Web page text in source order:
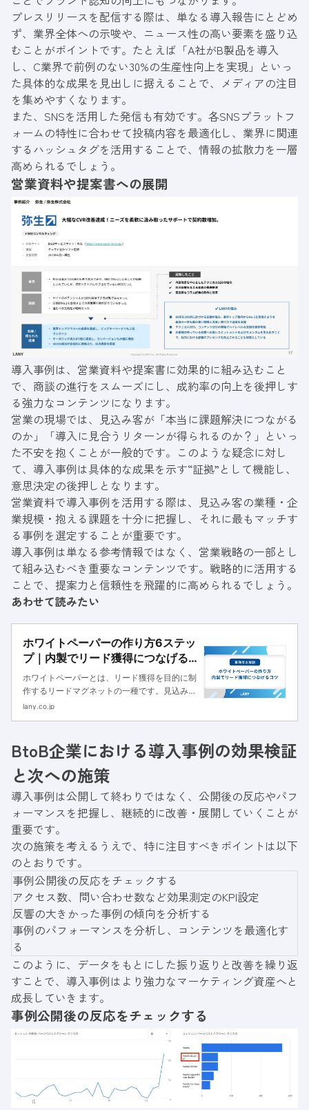
プレスリリースを配信する際は、単なる導入報告にとどめ
ず、業界全体への示唆や、ニュース性の高い要素を盛り込
むことがポイントです。たとえば「A社がB製品を導入
し、C業界で前例のない30%の生産性向上を実現」といっ
た具体的な成果を見出しに据えることで、メディアの注目
を集めやすくなります。
また、SNSを活用した発信も有効です。各SNSプラットフ
ォームの特性に合わせて投稿内容を最適化し、業界に関連
するハッシュタグを活用することで、情報の拡散力を一層
高められるでしょう。
営業資料や提案書への展開
導入事例は、営業資料や提案書に効果的に組み込むこと
で、商談の進行をスムーズにし、成約率の向上を後押しす
る強力なコンテンツになります。
営業の現場では、見込み客が「本当に課題解決につながる
のか」「導入に見合うリターンが得られるのか？」といっ
た不安を抱くことが一般的です。このような疑念に対し
て、導入事例は具体的な成果を示す“証拠”として機能し、
意思決定の後押しとなります。
営業資料で導入事例を活用する際は、見込み客の業種・企
業規模・抱える課題を十分に把握し、それに最もマッチす
る事例を選定することが重要です。
導入事例は単なる参考情報ではなく、営業戦略の一部とし
て組み込むべき重要なコンテンツです。戦略的に活用する
ことで、提案力と信頼性を飛躍的に高められるでしょう。
あわせて読みたい
ホワイトペーパーの作り方6ステッ
プ｜内製でリード獲得につなげる
コツを事例ベースで解説
ホワイトペーパーとは、リード獲得を目的に制
作するリードマグネットの一種です。見込み顧
客の課題解決につながるソリューションや自社
ィング施策の一環として取り組む...
lany.co.jp
BtoB企業における導入事例の効果検証
と次への施策
導入事例は公開して終わりではなく、公開後の反応やパフ
ォーマンスを把握し、継続的に改善・展開していくことが
重要です。
次の施策を考えるうえで、特に注目すべきポイントは以下
のとおりです。
事例公開後の反応をチェックする
アクセス数、問い合わせ数など効果測定のKPI設定
反響の大きかった事例の傾向を分析する
事例のパフォーマンスを分析し、コンテンツを最適化す
る
このように、データをもとにした振り返りと改善を繰り返
すことで、導入事例はより強力なマーケティング資産へと
成長していきます。
事例公開後の反応をチェックする